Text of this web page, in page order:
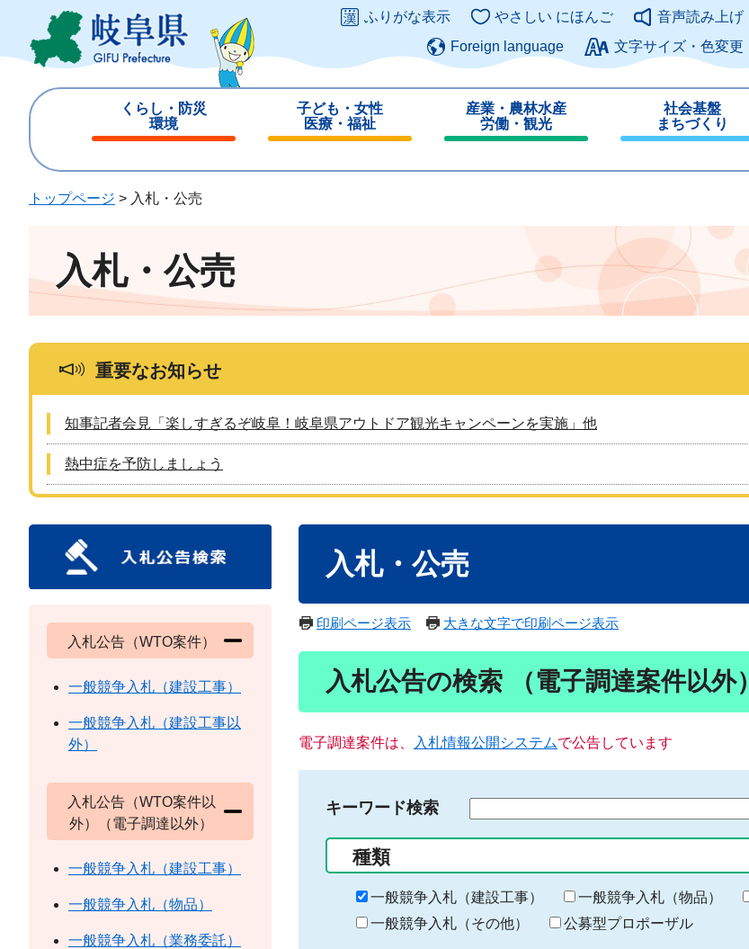
ジ
ュ
このページの本文へ
ふりがな表示 やさしい にほんご
音声読み上げ
Foreign language
文字サイズ・色変更
くらし・防災
環境
じ
子ども・女性
医療・福祉
じ
産業・農林水産
労働・観光
じ
社会基盤
まちづくり
じ
トップページ > 入札・公売
入札・公売
重要なお知らせ
知事記者会見「楽しすぎるぞ岐阜！岐阜県アウトドア観光キャンペーンを実施」他
熱中症を予防しましょう
入札・公売
印刷ページ表示 大きな文字で印刷ページ表示
入札公告の検索 （電子調達案件以外）
電子調達案件は、 入札情報公開システムで公告しています
キーワード検索
る
キ
ー
種類
一般競争入札（建設工事） 一般競争入札（物品）
一般競争入札（その他）
公募型プロポーザル
入札公告（WTO案件）
一般競争入札（建設工事）
一般競争入札（建設工事以
外）
入札公告（WTO案件以
外）（電子調達以外）
一般競争入札（建設工事）
一般競争入札（物品）
一般競争入札（業務委託）